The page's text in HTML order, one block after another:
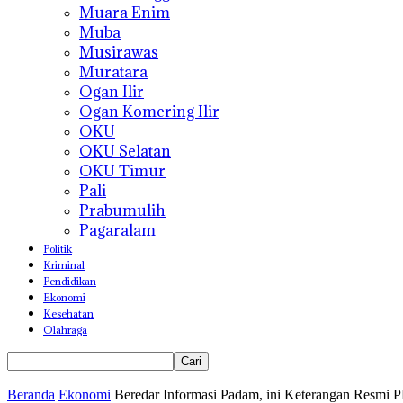
Muara Enim
Muba
Musirawas
Muratara
Ogan Ilir
Ogan Komering Ilir
OKU
OKU Selatan
OKU Timur
Pali
Prabumulih
Pagaralam
Politik
Kriminal
Pendidikan
Ekonomi
Kesehatan
Olahraga
Beranda Ekonomi Beredar Informasi Padam, ini Keterangan Resmi